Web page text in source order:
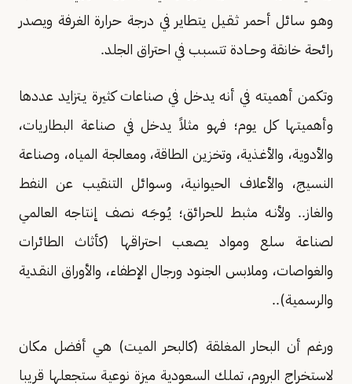
وهـو سائل أحمر ثـقـيل يتطاير في درجة حرارة الغرفة ويصدر
رائحة خانقة وحــادة تتسبب في احتراق الجلد.
وتكمن أهميته في أنه يدخل في صناعات كثيرة يـتزايد عددها
وأهميتها كل يوم؛ فهو مثلاً يدخل في صناعة البطاريات،
والأدوية، والأغـذية، وتخزين الطاقة، ومعالجة المياه، وصناعة
النسيج، والأعلاف الحيوانية، وسوائل التنقيب عن النفط
والغاز.. ولأنـه مثبط للحرائق؛ يُـوجَـه نصف إنتاجه العالمي
لصناعة سلع ومواد يصعب احتراقها (كأثاث الطائرات
والغواصات، وملابس الجنود ورجال الإطفاء، والأوراق النقـدية
والرسمية)..
ورغم أن البحار المغلقة (كالبحر الميت) هي أفضل مكان
لاستخراج البروم، تملك السعودية ميزة نوعية ستجعلها قريبا